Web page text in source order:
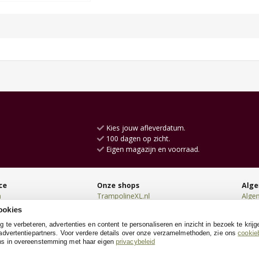
Kies jouw afleverdatum.
100 dagen op zicht.
Eigen magazijn en voorraad.
Onze shops
TrampolineXL.nl
Konijnenhokken.nl
Kinderkruiwagen.nl
te verbeteren, advertenties en content te personaliseren en inzicht in bezoek te
Voor verdere details over onze verzamelmethoden, zie ons
in overeenstemming met haar eigen privacybeleid